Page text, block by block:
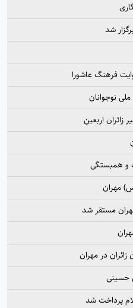
شد
فرهنگ عاشورا
نوجوانان
اربعین
و همبستگی
مهران
مستقر شد
حسینی